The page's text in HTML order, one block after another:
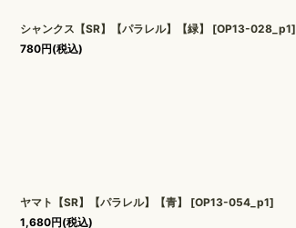
シャンクス【SR】【パラレル】【緑】 [OP13-028_p1]
780円(税込)
ヤマト【SR】【パラレル】【青】 [OP13-054_p1]
1,680円(税込)